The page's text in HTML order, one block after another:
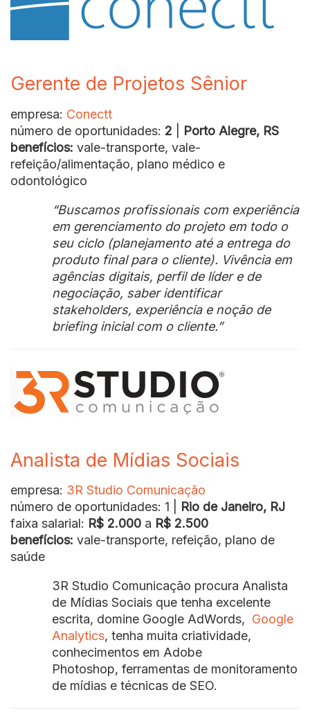
Gerente de Projetos Sênior
empresa: Conectt
número de oportunidades: 2
Porto Alegre, RS
benefícios: vale-transporte, vale-
refeição/alimentação, plano médico e
odontológico
“Buscamos profissionais com experiência
em gerenciamento do projeto em todo o
seu ciclo (planejamento até a entrega do
produto final para o cliente). Vivência em
agências digitais, perfil de líder e de
negociação, saber identificar
stakeholders, experiência e noção de
briefing inicial com o cliente.”
Analista de Mídias Sociais
empresa: 3R Studio Comunicação
número de oportunidades: 1 | Rio de Janeiro, RJ
faixa salarial: R$ 2.000 a R$ 2.500
benefícios: vale-transporte, refeição, plano de
saúde
3R Studio Comunicação procura Analista
de Mídias Sociais que tenha excelente
escrita, domine Google AdWords, Google
Analytics, tenha muita criatividade,
conhecimentos em Adobe
Photoshop, ferramentas de monitoramento
de mídias e técnicas de SEO.